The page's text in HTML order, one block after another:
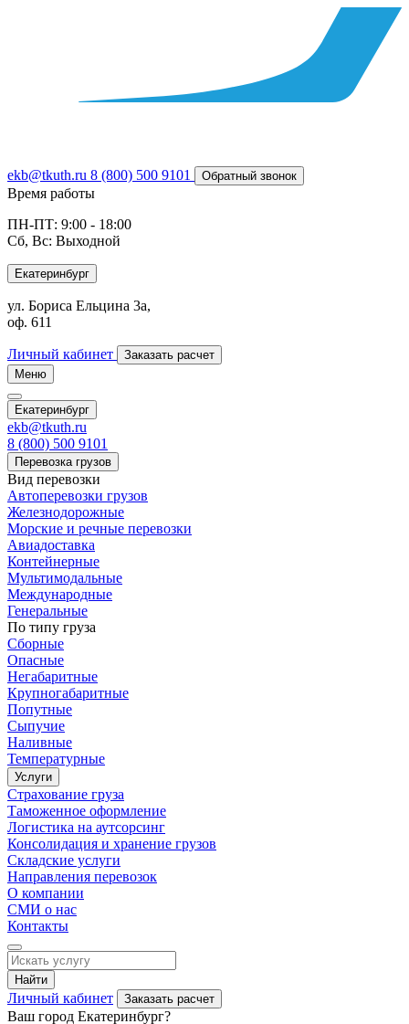
ekb@tkuth.ru 8 (800) 500 9101 Обратный звонок
Время работы
ПН-ПТ: 9:00 - 18:00
Сб, Вс: Выходной
Екатеринбург
ул. Бориса Ельцина 3а,
оф. 611
Личный кабинет
Заказать расчет
Меню
Екатеринбург
ekb@tkuth.ru
8 (800) 500 9101
Перевозка грузов
Вид перевозки
Автоперевозки грузов
Железнодорожные
Морские и речные перевозки
Авиадоставка
Контейнерные
Мультимодальные
Международные
Генеральные
По типу груза
Сборные
Опасные
Негабаритные
Крупногабаритные
Попутные
Сыпучие
Наливные
Температурные
Услуги
Страхование груза
Таможенное оформление
Логистика на аутсорсинг
Консолидация и хранение грузов
Складские услуги
Направления перевозок
О компании
СМИ о нас
Контакты
Найти
Личный кабинет Заказать расчет
Ваш город Екатеринбург?